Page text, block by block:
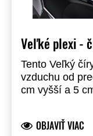
Veľké plexi -
Tento Veľký
vzduchu od
cm vyšší a 5
OBJAVIŤ VIAC